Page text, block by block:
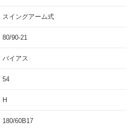
スイングアーム式
80/90-21
バイアス
54
H
180/60B17